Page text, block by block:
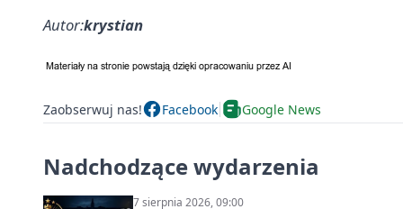
Autor:krystian
Zaobserwuj nas! Facebook Google News
Nadchodzące wydarzenia
7 sierpnia 2026, 09:00